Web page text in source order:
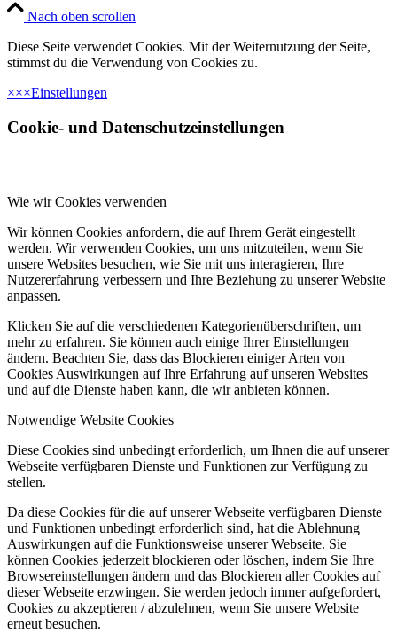
Nach oben scrollen
Diese Seite verwendet Cookies. Mit der Weiternutzung der Seite,
stimmst du die Verwendung von Cookies zu.
×××Einstellungen
Cookie- und Datenschutzeinstellungen
Wie wir Cookies verwenden
Wir können Cookies anfordern, die auf Ihrem Gerät eingestellt
werden. Wir verwenden Cookies, um uns mitzuteilen, wenn Sie
unsere Websites besuchen, wie Sie mit uns interagieren, Ihre
Nutzererfahrung verbessern und Ihre Beziehung zu unserer Website
anpassen.
Klicken Sie auf die verschiedenen Kategorienüberschriften, um
mehr zu erfahren. Sie können auch einige Ihrer Einstellungen
ändern. Beachten Sie, dass das Blockieren einiger Arten von
Cookies Auswirkungen auf Ihre Erfahrung auf unseren Websites
und auf die Dienste haben kann, die wir anbieten können.
Notwendige Website Cookies
Diese Cookies sind unbedingt erforderlich, um Ihnen die auf unserer
Webseite verfügbaren Dienste und Funktionen zur Verfügung zu
stellen.
Da diese Cookies für die auf unserer Webseite verfügbaren Dienste
und Funktionen unbedingt erforderlich sind, hat die Ablehnung
Auswirkungen auf die Funktionsweise unserer Webseite. Sie
können Cookies jederzeit blockieren oder löschen, indem Sie Ihre
Browsereinstellungen ändern und das Blockieren aller Cookies auf
dieser Webseite erzwingen. Sie werden jedoch immer aufgefordert,
Cookies zu akzeptieren / abzulehnen, wenn Sie unsere Website
erneut besuchen.